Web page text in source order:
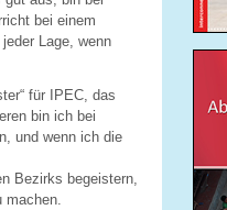
bei einem
Lage, wenn
für IPEC, das
bin ich bei
und wenn ich die
Bezirks begeistern,